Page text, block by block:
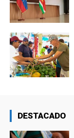
DESTACADO